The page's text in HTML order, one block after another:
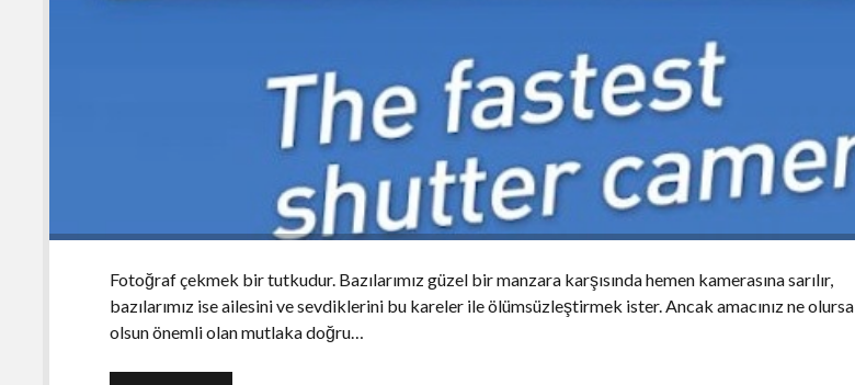
Fotoğraf çekmek bir tutkudur. Bazılarımız güzel bir manzara karşısında hemen kamerasına sarılır,
bazılarımız ise ailesini ve sevdiklerini bu kareler ile ölümsüzleştirmek ister. Ancak amacınız ne olursa
olsun önemli olan mutlaka doğru…